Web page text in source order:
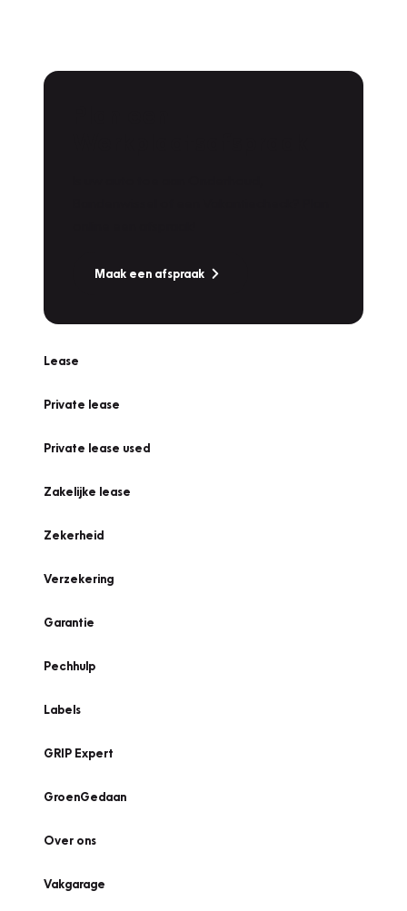
Maak een afspraak
Lease
Private lease
Private lease used
Zakelijke lease
Zekerheid
Verzekering
Garantie
Pechhulp
Labels
GRIP Expert
GroenGedaan
Over ons
Vakgarage